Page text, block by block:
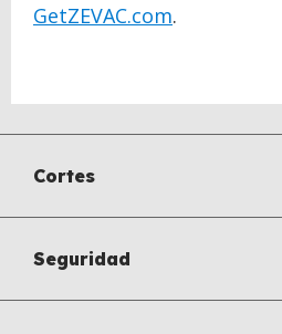
GetZEVAC.com.
Cortes
Seguridad